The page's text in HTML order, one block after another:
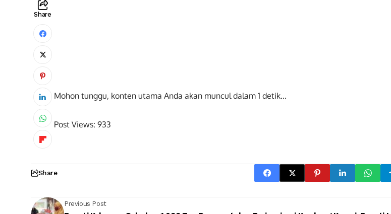
Share
Mohon tunggu, konten utama Anda akan muncul dalam 0detik...
Post Views: 933
Share
Previous Post